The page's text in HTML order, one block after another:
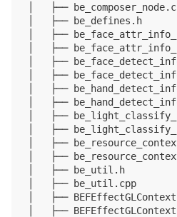
│   ├──
│   ├── be_defines.h
│   ├──
│   ├──
│   ├──
│   ├──
│   ├──
│   ├──
│   ├──
│   ├──
│   ├──
│   ├──
│   ├── be_util.h
│   ├── be_util.cpp
│   ├──
│   ├──